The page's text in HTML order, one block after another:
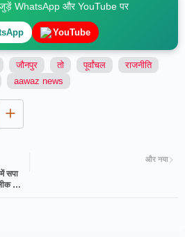
WhatsApp और YouTube पर
YouTube
जौनपुर तो पूर्वांचल
राजनीति
aawaz news
और नया
सपा
के